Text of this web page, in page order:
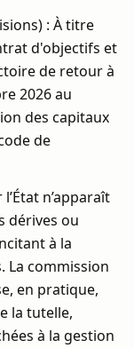
: À titre
d'objectifs et
de retour à
2026 au
des capitaux
de
n’apparaît
dérives ou
à la
La commission
en pratique,
la tutelle,
à la gestion